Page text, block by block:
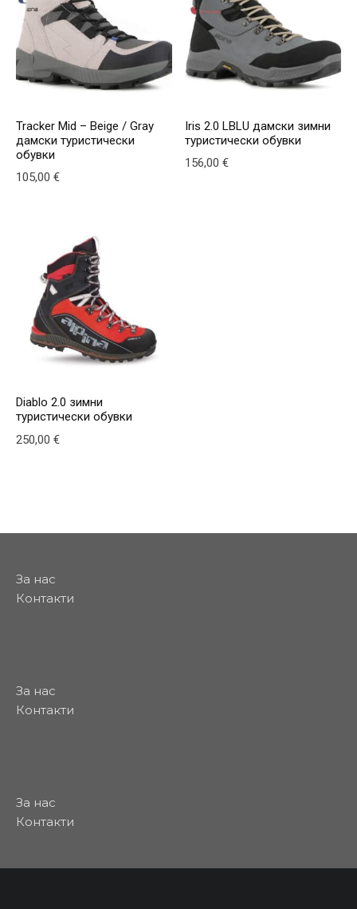
Tracker Mid – Beige / Gray
дамски туристически
обувки
105,00 €
Iris 2.0 LBLU дамски зимни
туристически обувки
156,00€
Diablo 2.0 зимни
туристически обувки
250,00 €
За нас
Контакти
За нас
Контакти
За нас
Контакти